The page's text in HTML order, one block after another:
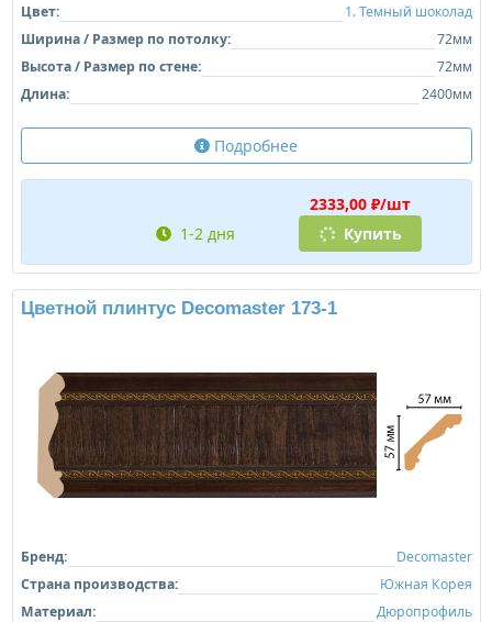
Цвет:
1. Темный шоколад
Ширина / Размер по потолку:
72мм
Высота / Размер по стене:
72мм
Длина:
2400мм
Подробнее
2333,00 ₽/шт
1-2 дня
Купить
Цветной плинтус Decomaster 173-1
Бренд:
Decomaster
Страна производства:
Южная Корея
Материал:
Дюропрофиль